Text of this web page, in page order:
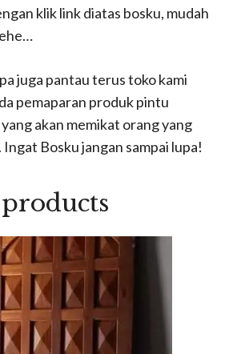
klik link diatas bosku, mudah
juga pantau terus toko kami
pemaparan produk pintu
akan memikat orang yang
Bosku jangan sampai lupa!